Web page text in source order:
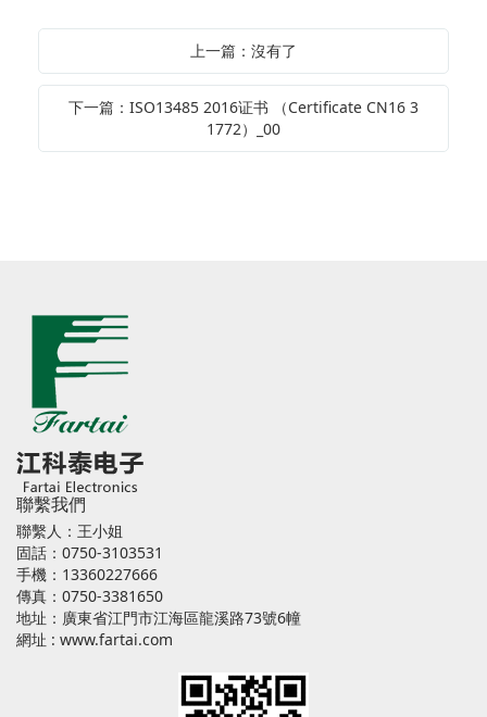
上一篇：沒有了
下一篇：ISO13485 2016证书 （Certificate CN16 3
1772）_00
聯繫我們
聯繫人：王小姐
固話：0750-3103531
手機：13360227666
傳真：0750-3381650
地址：廣東省江門市江海區龍溪路73號6幢
網址 : www.fartai.com